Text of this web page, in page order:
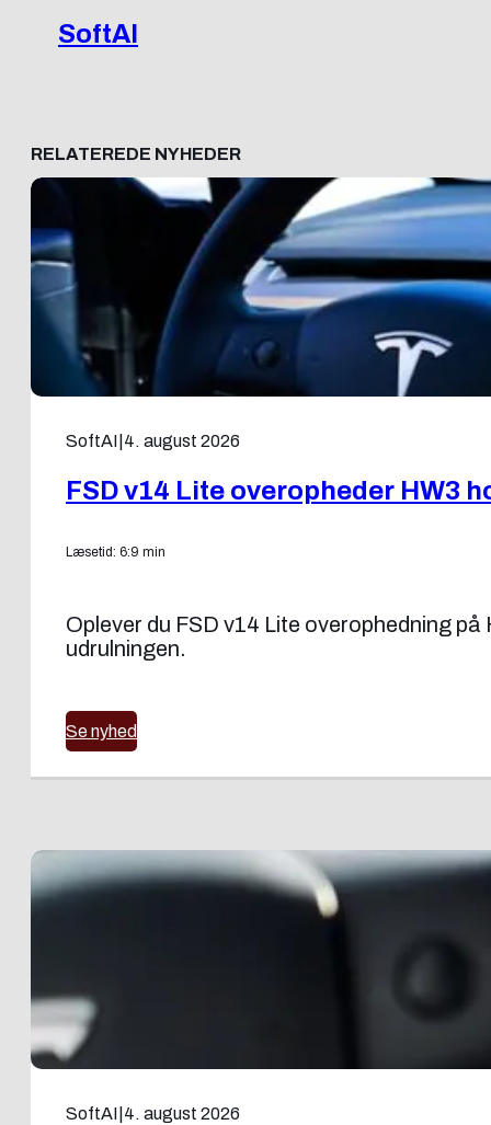
SoftAI
RELATEREDE NYHEDER
SoftAI 4. august 2026
FSD v14 Lite overopheder HW3
Læsetid: 6:9 min
Oplever du FSD v14 Lite overophedning
udrulningen.
Se nyhed
SoftAI 4. august 2026